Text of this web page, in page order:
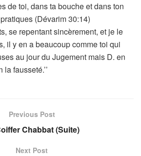
de toi, dans ta bouche et dans ton
(Dévarim 30:14)
se repentant sincèrement, et je le
il y en a beaucoup comme toi qui
au jour du Jugement mais D. en
fausseté.’’
Previous Post
Chabbat (Suite)
Next Post